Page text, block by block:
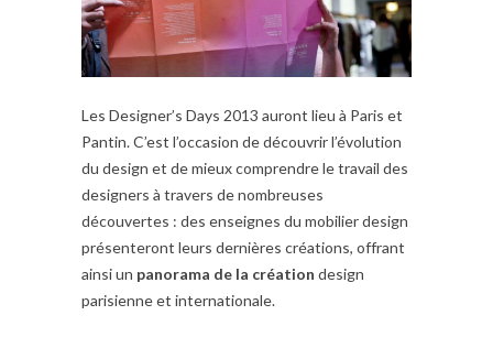
Les Designer’s Days 2013 auront lieu à Paris et
Pantin. C’est l’occasion de découvrir l’évolution
du design et de mieux comprendre le travail des
designers à travers de nombreuses
découvertes : des enseignes du mobilier design
présenteront leurs dernières créations, offrant
ainsi un panorama de la création design
parisienne et internationale.